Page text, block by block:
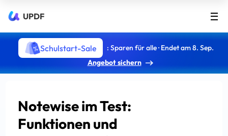
UPDF
Schulstart-Sale
: Sparen für alle · Endet am 8. Sep.
Angebot sichern
Notewise im Test:
Funktionen und